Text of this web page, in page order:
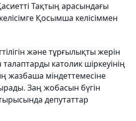
Тақтың арасындағы
Қосымша келісіммен
және тұрғылықты жерін
католик шіркеуінің
жазбаша міндеттемесіне
Заң жобасын бүгін
депутаттар